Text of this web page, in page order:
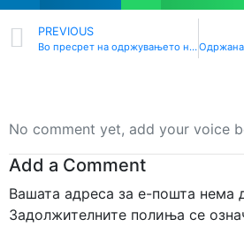
PREVIOUS
Во пресрет на одржувањето на пилот акциите одржан состанок на проектниот тим во рамките на проектот „ХЕЛП“
No comment yet, add your voice
Add a Comment
Вашата адреса за е-пошта нема
Задолжителните полиња се